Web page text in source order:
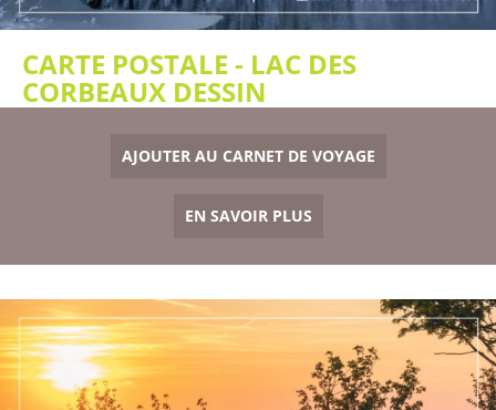
CARTE POSTALE - LAC DES
CORBEAUX DESSIN
AJOUTER AU CARNET DE VOYAGE
EN SAVOIR PLUS